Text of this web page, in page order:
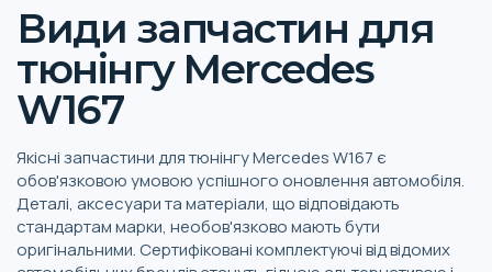
Види запчастин для
тюнінгу Mercedes
W167
Якісні запчастини для тюнінгу Mercedes W167 є
обов'язковою умовою успішного оновлення автомобіля.
Деталі, аксесуари та матеріали, що відповідають
стандартам марки, необов'язково мають бути
оригінальними. Сертифіковані комплектуючі від відомих